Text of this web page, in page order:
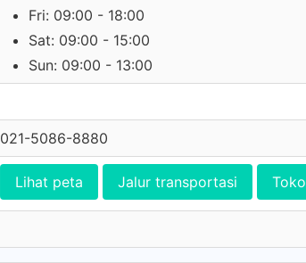
Fri: 09:00 - 18:00
Sat: 09:00 - 15:00
Sun: 09:00 - 13:00
021-5086-8880
Lihat peta Jalur transportasi Toko